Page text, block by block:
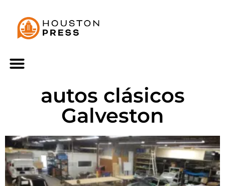
autos clásicos
Galveston